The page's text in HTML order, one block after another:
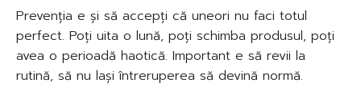
Prevenția e și să accepți că uneori nu faci totul
perfect. Poți uita o lună, poți schimba produsul, poți
avea o perioadă haotică. Important e să revii la
rutină, să nu lași întreruperea să devină normă.